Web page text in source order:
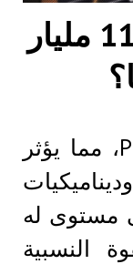
كيف سيؤثر تفريغ 114 مليار
تبيع الحوت 114 مليار PEPE، مما يؤثر
مستوى له
النسبية